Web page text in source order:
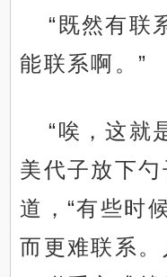
“既然有联
能联系啊。”
“唉，这就
美代子放下
道，“有些时
而更难联系